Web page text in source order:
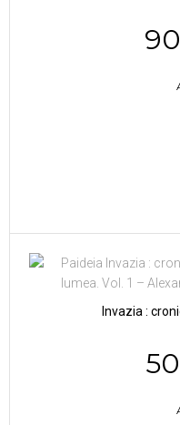
Invazia :